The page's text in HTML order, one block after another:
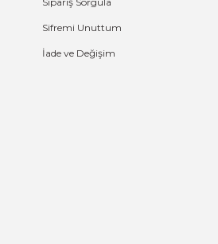
Sifremi Unuttum
İade ve Değişim